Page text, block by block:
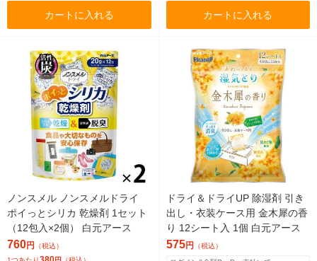
カートに入れる カートに入れる
ノンスメル ノンスメルドライ
ポイっとシリカ 乾燥剤 1セット
（12包入×2個） 白元アース
760円
（税込）
ドライ＆ドライUP 除湿剤 引き
出し・衣装ケース用 金木犀の香
り 12シート入 1個 白元アース
575円 （税込）